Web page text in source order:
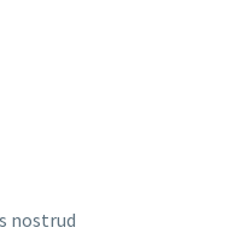
nostrud